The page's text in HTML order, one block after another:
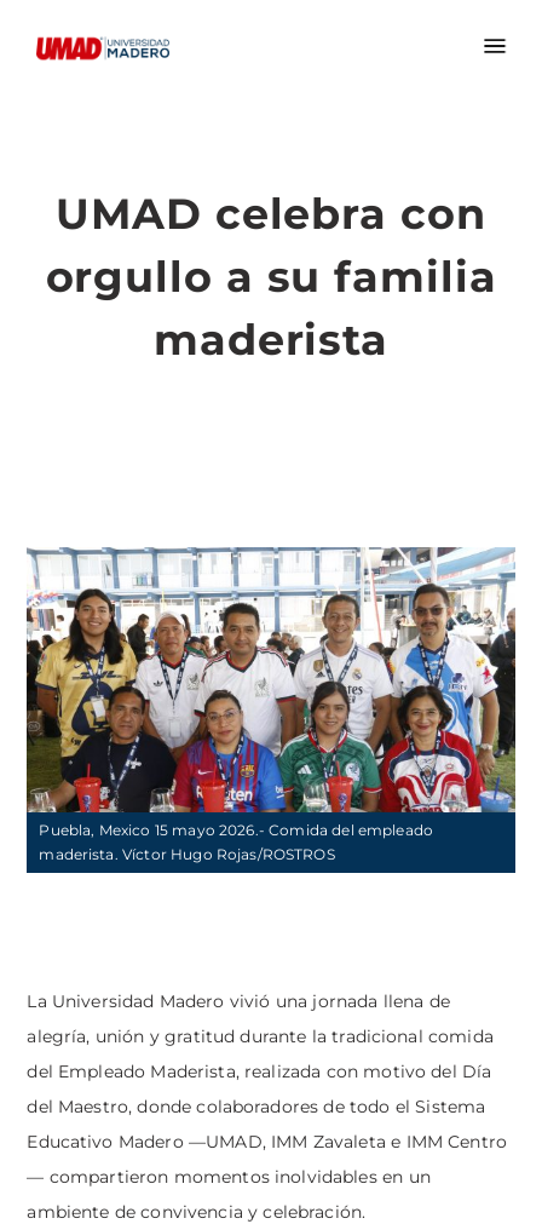
UMAD celebra con
orgullo a su familia
maderista
Puebla, Mexico 15 mayo 2026.- Comida del empleado
maderista. Víctor Hugo Rojas/ROSTROS
La Universidad Madero vivió una jornada llena de
alegría, unión y gratitud durante la tradicional comida
del Empleado Maderista, realizada con motivo del Día
del Maestro, donde colaboradores de todo el Sistema
Educativo Madero —UMAD, IMM Zavaleta e IMM Centro
— compartieron momentos inolvidables en un
ambiente de convivencia y celebración.